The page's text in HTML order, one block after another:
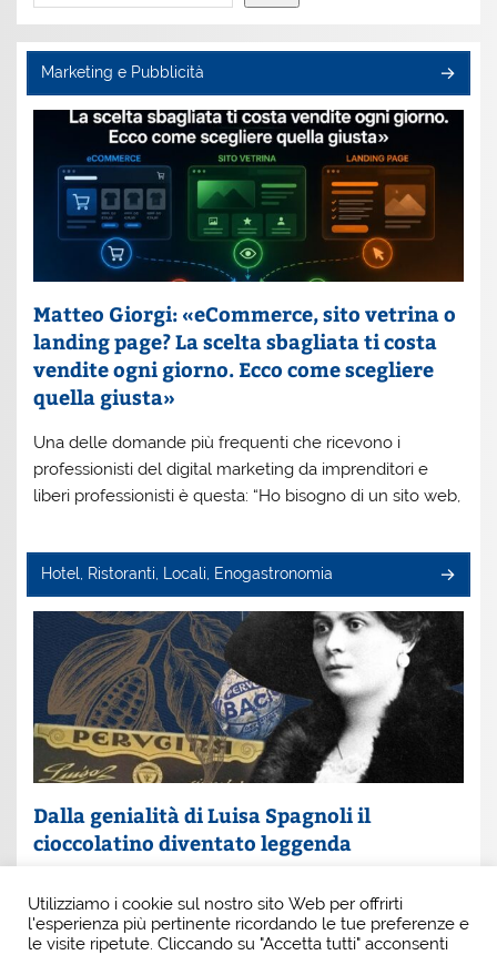
Marketing e Pubblicità
Matteo Giorgi: «eCommerce, sito vetrina o
landing page? La scelta sbagliata ti costa
vendite ogni giorno. Ecco come scegliere
quella giusta»
Una delle domande più frequenti che ricevono i
professionisti del digital marketing da imprenditori e
liberi professionisti è questa: “Ho bisogno di un sito web,
Hotel, Ristoranti, Locali, Enogastronomia
Dalla genialità di Luisa Spagnoli il
cioccolatino diventato leggenda
Spagnoli. È lei la donna che, con intuito e coraggio, ha
scritto una pagina indimenticabile della
Utilizziamo i cookie sul nostro sito Web per offrirti
l'esperienza più pertinente ricordando le tue preferenze e
le visite ripetute. Cliccando su "Accetta tutti" acconsenti